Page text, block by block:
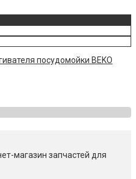
посудомойки BEKO
магазин запчастей для